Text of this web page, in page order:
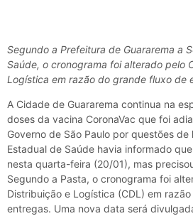
Segundo a Prefeitura de Guararema a
Saúde, o cronograma foi alterado pelo
Logística em razão do grande fluxo de
A Cidade de Guararema continua na
doses da vacina CoronaVac que foi
Governo de São Paulo por questões
Estadual de Saúde havia informado
nesta quarta-feira (20/01), mas
Segundo a Pasta, o cronograma foi
Distribuição e Logística (CDL) em
entregas. Uma nova data será